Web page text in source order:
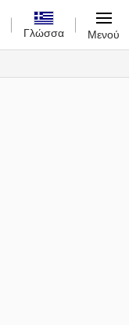
Γλώσσα Μενού